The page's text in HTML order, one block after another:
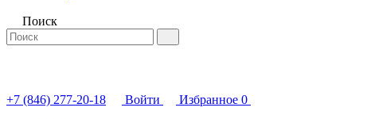
Поиск
+7 (846) 277-20-18 Войти Избранное 0